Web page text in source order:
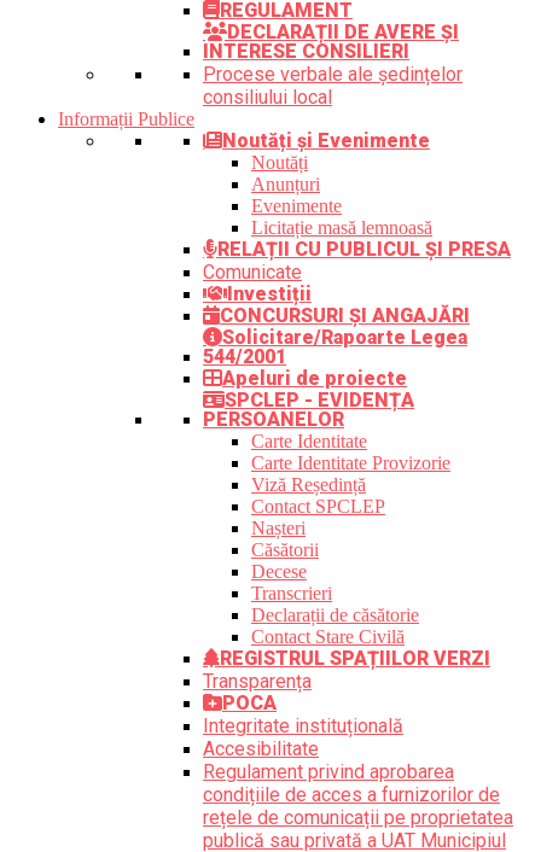
REGULAMENT
DECLARAȚII DE AVERE ȘI
INTERESE CONSILIERI
Procese verbale ale ședințelor
consiliului local
Informații Publice
Noutăți și Evenimente
Noutăți
Anunțuri
Evenimente
Licitație masă lemnoasă
RELAȚII CU PUBLICUL ȘI PRESA
Comunicate
Investiții
CONCURSURI ȘI ANGAJĂRI
Solicitare/Rapoarte Legea
544/2001
Apeluri de proiecte
SPCLEP - EVIDENȚA
PERSOANELOR
Carte Identitate
Carte Identitate Provizorie
Viză Reședință
Contact SPCLEP
Nașteri
Căsătorii
Decese
Transcrieri
Declarații de căsătorie
Contact Stare Civilă
REGISTRUL SPAȚIILOR VERZI
Transparența
POCA
Integritate instituțională
Accesibilitate
Regulament privind aprobarea
condițiile de acces a furnizorilor de
rețele de comunicații pe proprietatea
publică sau privată a UAT Municipiul